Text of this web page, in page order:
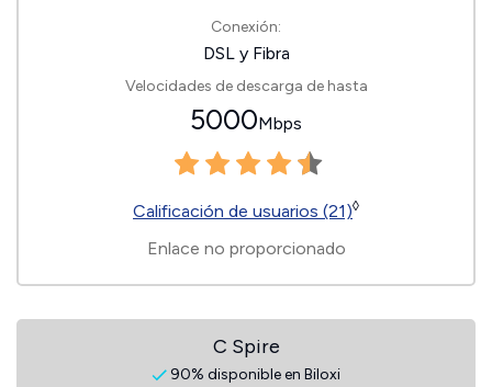
Conexión:
DSL y Fibra
Velocidades de descarga de hasta
5000Mbps
Calificación de usuarios (21)◊
Enlace no proporcionado
C Spire
90% disponible en Biloxi